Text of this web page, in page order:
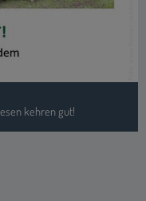
kehren gut!